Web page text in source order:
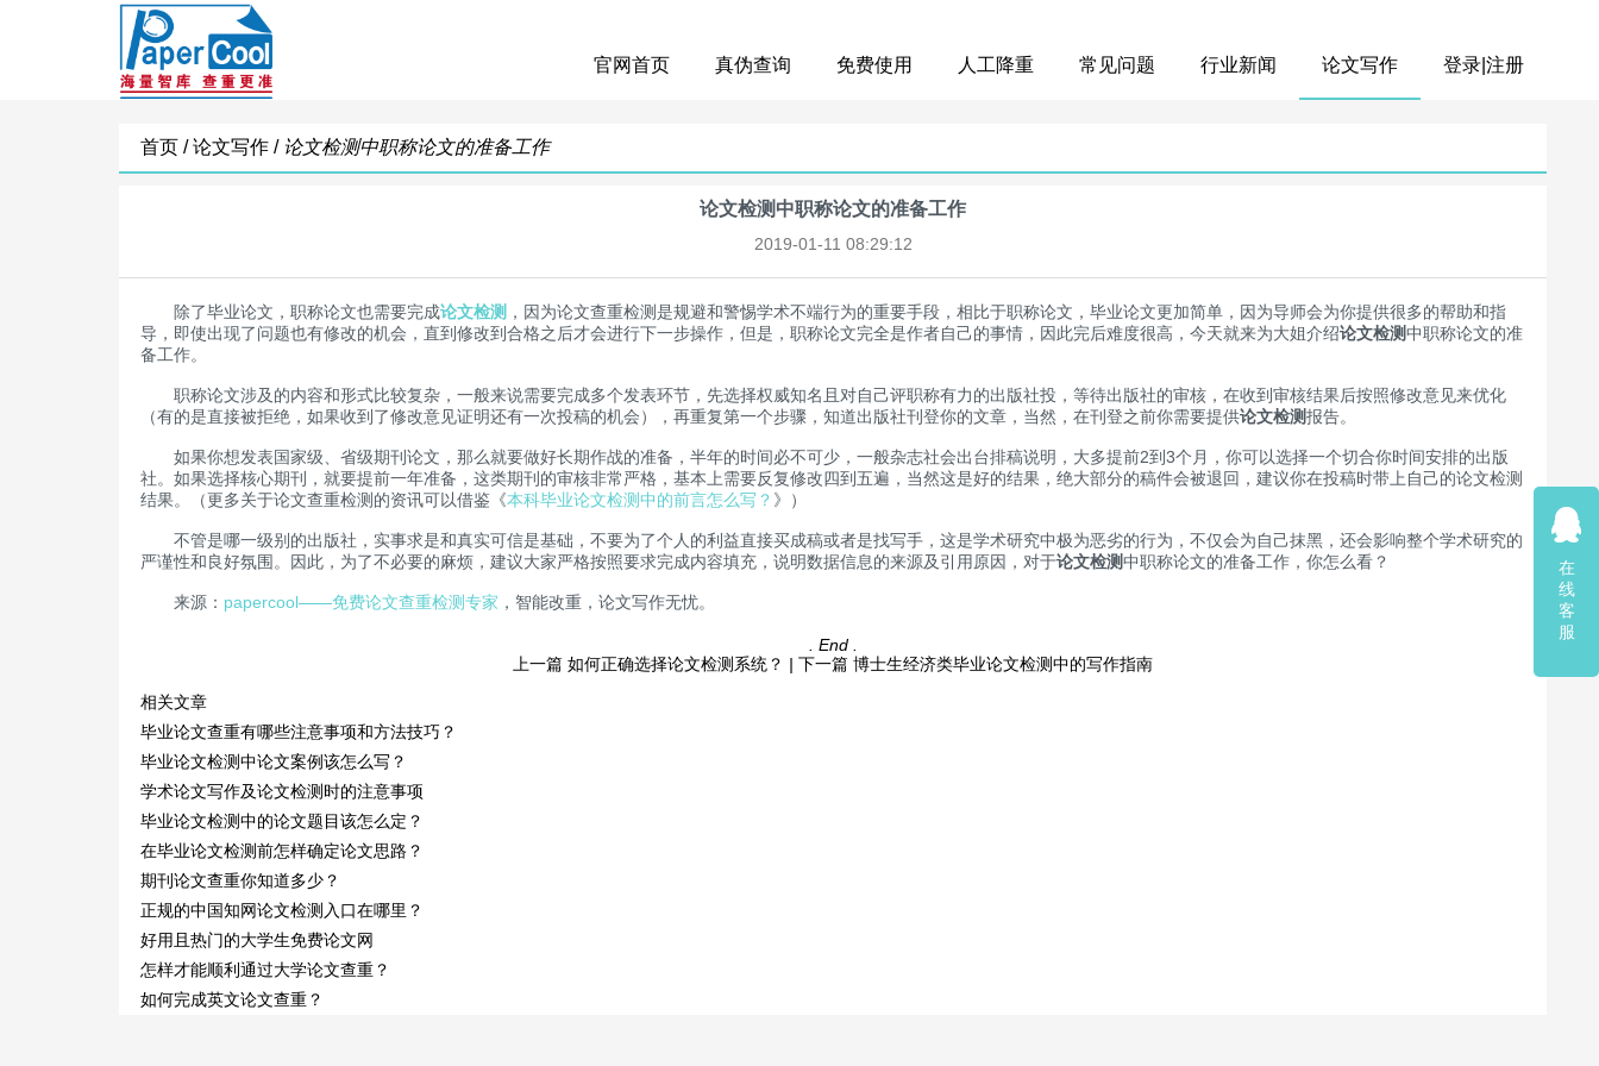
官网首页 真伪查询 免费使用 人工降重 常见问题 行业新闻 论文写作 登录|注册
首页 /论文写作 / 论文检测中职称论文的准备工作
论文检测中职称论文的准备工作
2019-01-11 08:29:12
除了毕业论文，职称论文也需要完成论文检测 ，因为论文查重检测是规避和警惕学术不端行为的重要手段，相比于职称论文，毕业论文更加简单，因为导师会为你提供很多的帮助和指
导，即使出现了问题也有修改的机会，直到修改到合格之后才会进行下一步操作，但是，职称论文完全是作者自己的事情，因此完后难度很高，今天就来为大姐介绍论文检测中职称论文的准
备工作。
职称论文涉及的内容和形式比较复杂，一般来说需要完成多个发表环节，先选择权威知名且对自己评职称有力的出版社投，等待出版社的审核，在收到审核结果后按照修改意见来优化
（有的是直接被拒绝，如果收到了修改意见证明还有一次投稿的机会），再重复第一个步骤，知道出版社刊登你的文章，当然，在刊登之前你需要提供论文检测报告。
如果你想发表国家级、省级期刊论文，那么就要做好长期作战的准备，半年的时间必不可少，一般杂志社会出台排稿说明，大多提前2到3个月，你可以选择一个切合你时间安排的出版
社。如果选择核心期刊，就要提前一年准备，这类期刊的审核非常严格，基本上需要反复修改四到五遍，当然这是好的结果，绝大部分的稿件会被退回，建议你在投稿时带上自己的论文检测
结果。（更多关于论文查重检测的资讯可以借鉴《本科毕业论文检测中的前言怎么写？ 》）
不管是哪一级别的出版社，实事求是和真实可信是基础，不要为了个人的利益直接买成稿或者是找写手，这是学术研究中极为恶劣的行为，不仅会为自己抹黑，还会影响整个学术研究的
严谨性和良好氛围。因此，为了不必要的麻烦，建议大家严格按照要求完成内容填充，说明数据信息的来源及引用原因，对于论文检测中职称论文的准备工作，你怎么看？
来源： papercool——免费论文查重检测专家 ，智能改重，论文写作无忧。
. End .
上一篇 如何正确选择论文检测系统？ | 下一篇 博士生经济类毕业论文检测中的写作指南
相关文章
毕业论文查重有哪些注意事项和方法技巧？
毕业论文检测中论文案例该怎么写？
学术论文写作及论文检测时的注意事项
毕业论文检测中的论文题目该怎么定？
在毕业论文检测前怎样确定论文思路？
期刊论文查重你知道多少？
正规的中国知网论文检测入口在哪里？
好用且热门的大学生免费论文网
怎样才能顺利通过大学论文查重？
如何完成英文论文查重？
在
线
客
服